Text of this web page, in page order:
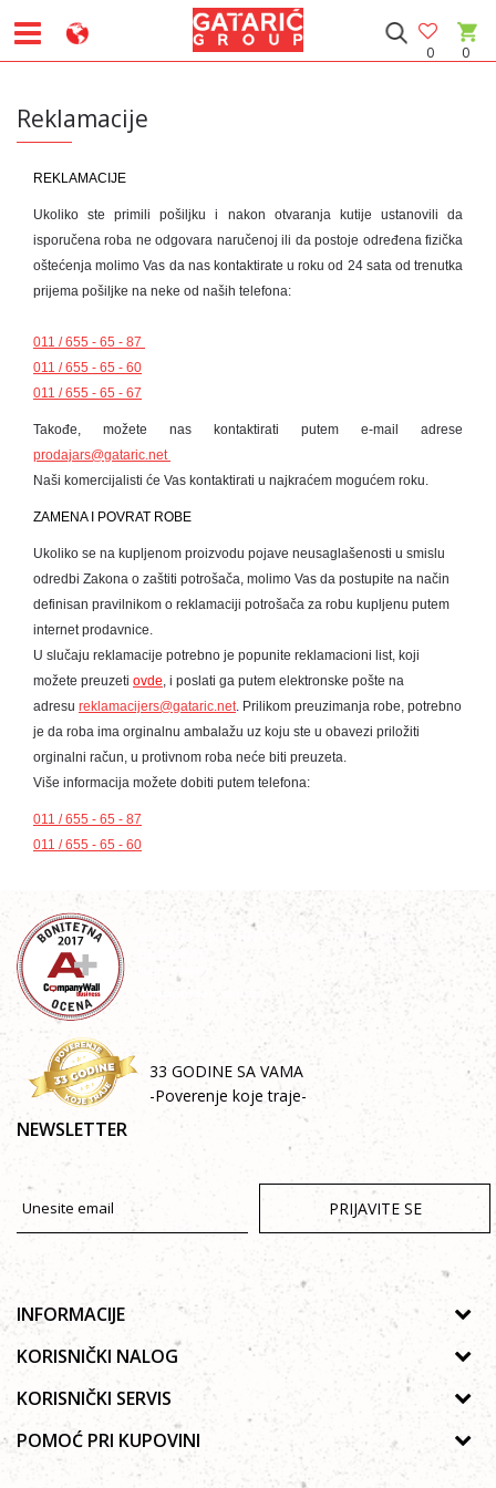
0
0
Reklamacije
REKLAMACIJE
Ukoliko ste primili pošiljku i nakon otvaranja kutije ustanovili da
isporučena roba ne odgovara naručenoj ili da postoje određena fizička
oštećenja molimo Vas da nas kontaktirate u roku od 24 sata od trenutka
prijema pošiljke na neke od naših telefona:
011 / 655 - 65 - 87
011 / 655 - 65 - 60
011 / 655 - 65 - 67
Takođe, možete nas kontaktirati putem e-mail adrese
prodajars@gataric.net
Naši komercijalisti će Vas kontaktirati u najkraćem mogućem roku .
ZAMENA I POVRAT ROBE
Ukoliko se na kupljenom proizvodu pojave neusaglašenosti u smislu
odredbi Zakona o zaštiti potrošača, molimo Vas da postupite na način
definisan pravilnikom o reklamaciji potrošača za robu kupljenu putem
internet prodavnice.
U slučaju reklamacije potrebno je popunite reklamacioni list, koji
možete preuzeti ovde, i poslati ga putem elektronske pošte na
adresu reklamacijers@gataric.net. Prilikom preuzimanja robe, potrebno
je da roba ima orginalnu ambalažu uz koju ste u obavezi priložiti
orginalni račun, u protivnom roba neće biti preuzeta.
Više informacija možete dobiti putem telefona:
011 / 655 - 65 - 87
011 / 655 - 65 - 60
33 GODINE SA VAMA
-Poverenje koje traje-
NEWSLETTER
PRIJAVITE SE
INFORMACIJE
O nama
Galerija
Saradnja
KORISNIČKI NALOG
Uputsvo za registraciju
Zaboravljena lozinka
Moja korpa
KORISNIČKI SERVIS
Politika privatnosti
Autorska prava
POMOĆ PRI KUPOVINI
Kako kupiti Online